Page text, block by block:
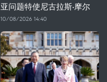
亚问题特使尼古拉斯·摩尔
10/08/2026 14:40